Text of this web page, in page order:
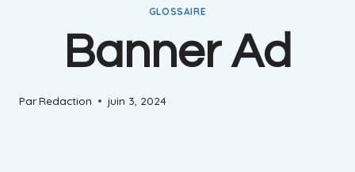
GLOSSAIRE
Banner Ad
ParRedaction juin 3, 2024